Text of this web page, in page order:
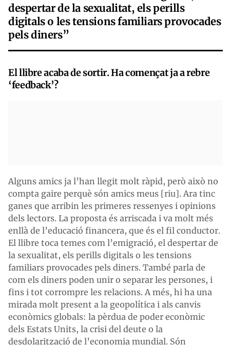
despertar de la sexualitat, els perills
digitals o les tensions familiars provocades
pels diners”
El llibre acaba de sortir. Ha començat ja a rebre
‘feedback’?
Alguns amics ja l’han llegit molt ràpid, però això no
compta gaire perquè són amics meus [riu]. Ara tinc
ganes que arribin les primeres ressenyes i opinions
dels lectors. La proposta és arriscada i va molt més
enllà de l’educació financera, que és el fil conductor.
El llibre toca temes com l’emigració, el despertar de
la sexualitat, els perills digitals o les tensions
familiars provocades pels diners. També parla de
com els diners poden unir o separar les persones, i
fins i tot corrompre les relacions. A més, hi ha una
mirada molt present a la geopolítica i als canvis
econòmics globals: la pèrdua de poder econòmic
dels Estats Units, la crisi del deute o la
desdolarització de l’economia mundial. Són